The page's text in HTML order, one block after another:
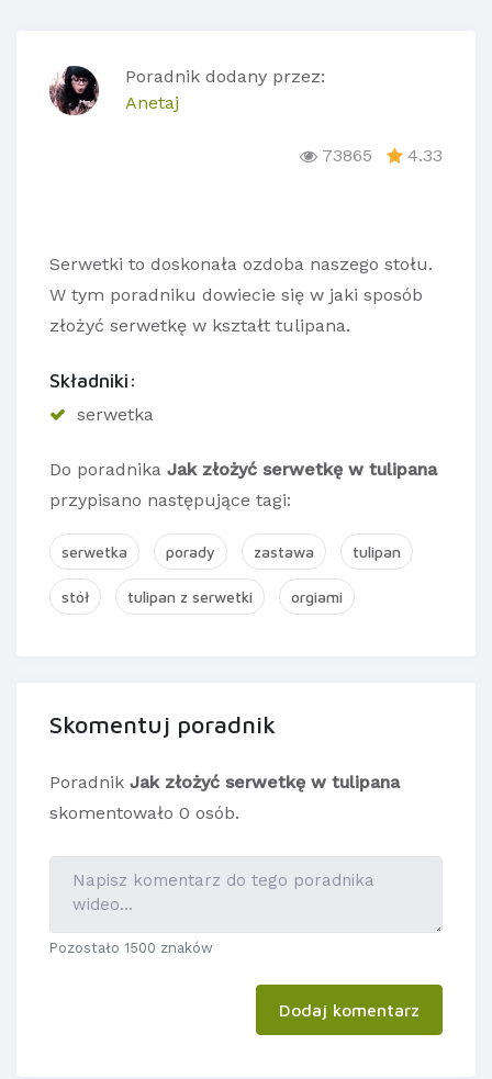
Poradnik dodany przez:
Anetaj
73865 4.33
Serwetki to doskonała ozdoba naszego stołu.
W tym poradniku dowiecie się w jaki sposób
złożyć serwetkę w kształt tulipana.
Składniki:
serwetka
Do poradnika Jak złożyć serwetkę w tulipana
przypisano następujące tagi:
serwetka porady zastawa tulipan
stół tulipan z serwetki orgiami
Skomentuj poradnik
Poradnik Jak złożyć serwetkę w tulipana
skomentowało 0 osób.
Pozostało 1500 znaków
Dodaj komentarz